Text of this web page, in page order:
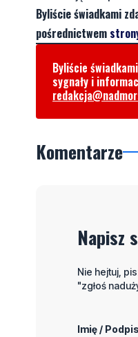
Byliście świadkami
pośrednictwem
Byliście
sygnały i
Komentarze
Napisz
Nie hejtuj,
"zgłoś
Imię / Podpis